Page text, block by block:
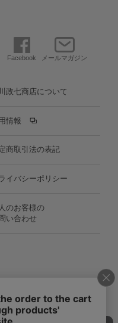
Facebook メールマガジン
政七商店について
情報
商取引法の表記
イバシーポリシー
のお客様の
い合わせ